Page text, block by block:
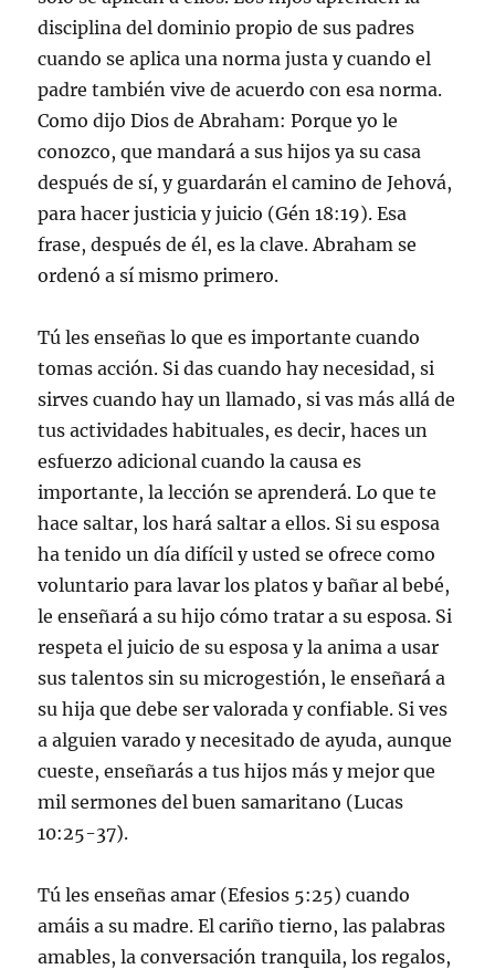
disciplina del dominio propio de sus padres
cuando se aplica una norma justa y cuando el
padre también vive de acuerdo con esa norma.
Como dijo Dios de Abraham: Porque yo le
conozco, que mandará a sus hijos ya su casa
después de sí, y guardarán el camino de Jehová,
para hacer justicia y juicio (Gén 18:19). Esa
frase, después de él, es la clave. Abraham se
ordenó a sí mismo primero.
Tú les enseñas lo que es importante cuando
tomas acción. Si das cuando hay necesidad, si
sirves cuando hay un llamado, si vas más allá de
tus actividades habituales, es decir, haces un
esfuerzo adicional cuando la causa es
importante, la lección se aprenderá. Lo que te
hace saltar, los hará saltar a ellos. Si su esposa
ha tenido un día difícil y usted se ofrece como
voluntario para lavar los platos y bañar al bebé,
le enseñará a su hijo cómo tratar a su esposa. Si
respeta el juicio de su esposa y la anima a usar
sus talentos sin su microgestión, le enseñará a
su hija que debe ser valorada y confiable. Si ves
a alguien varado y necesitado de ayuda, aunque
cueste, enseñarás a tus hijos más y mejor que
mil sermones del buen samaritano (Lucas
10:25-37).
Tú les enseñas amar (Efesios 5:25) cuando
amáis a su madre. El cariño tierno, las palabras
amables, la conversación tranquila, los regalos,